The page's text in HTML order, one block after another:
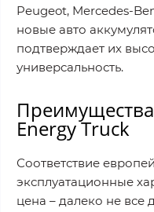
Peugeot, Mercedes-
новые авто
подтверждает их
универсальность.
Energy Truck
Соответствие
эксплуатационные
цена – далеко не все